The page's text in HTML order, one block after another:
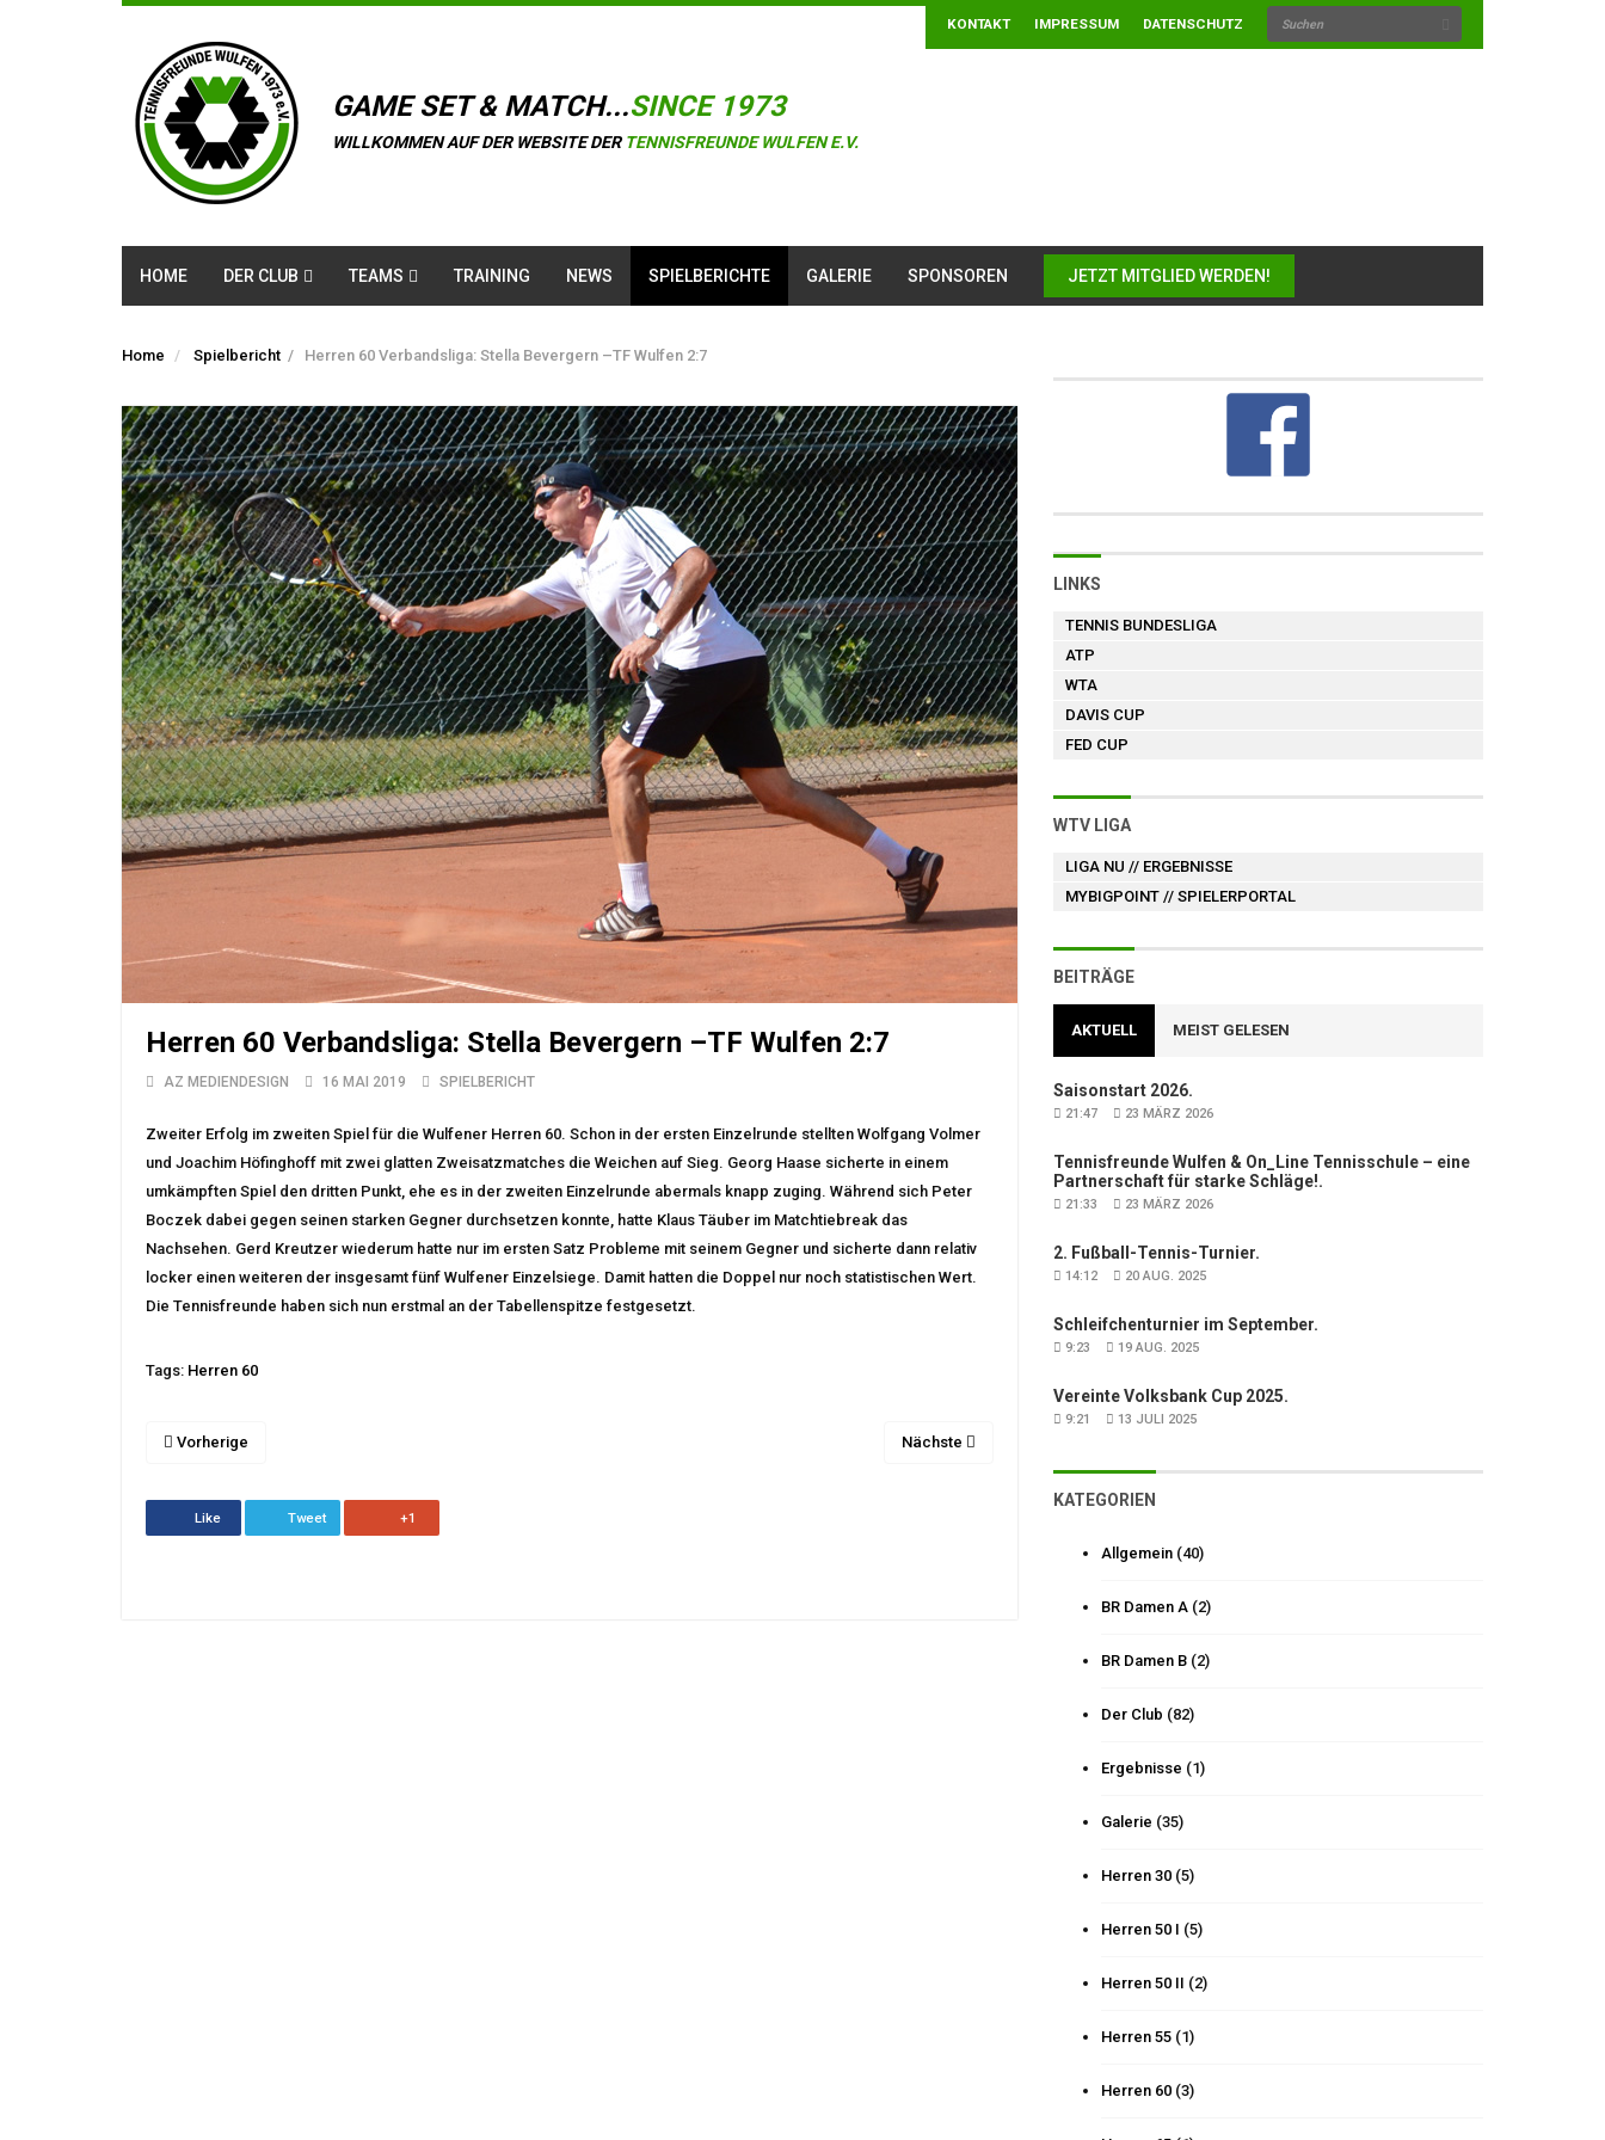
KONTAKT IMPRESSUM DATENSCHUTZ
GAME SET & MATCH...SINCE 1973
WILLKOMMEN AUF DER WEBSITE DER TENNISFREUNDE WULFEN E.V.
HOME DER CLUB TEAMS TRAINING NEWS SPIELBERICHTE GALERIE SPONSOREN JETZT MITGLIED WERDEN!
Home Spielbericht / Herren 60 Verbandsliga: Stella Bevergern –TF Wulfen 2:7
Herren 60 Verbandsliga: Stella Bevergern –TF Wulfen 2:7
AZ MEDIENDESIGN 16 MAI 2019 SPIELBERICHT
Zweiter Erfolg im zweiten Spiel für die Wulfener Herren 60. Schon in der ersten Einzelrunde stellten Wolfgang Volmer
und Joachim Höfinghoff mit zwei glatten Zweisatzmatches die Weichen auf Sieg. Georg Haase sicherte in einem
umkämpften Spiel den dritten Punkt, ehe es in der zweiten Einzelrunde abermals knapp zuging. Während sich Peter
Boczek dabei gegen seinen starken Gegner durchsetzen konnte, hatte Klaus Täuber im Matchtiebreak das
Nachsehen. Gerd Kreutzer wiederum hatte nur im ersten Satz Probleme mit seinem Gegner und sicherte dann relativ
locker einen weiteren der insgesamt fünf Wulfener Einzelsiege. Damit hatten die Doppel nur noch statistischen Wert.
Die Tennisfreunde haben sich nun erstmal an der Tabellenspitze festgesetzt.
Tags: Herren 60
Vorherige Nächste
Like Tweet +1
LINKS
TENNIS BUNDESLIGA
ATP
WTA
DAVIS CUP
FED CUP
WTV LIGA
LIGA NU // ERGEBNISSE
MYBIGPOINT // SPIELERPORTAL
BEITRÄGE
AKTUELL MEIST GELESEN
Saisonstart 2026.
21:47 23 MÄRZ 2026
Tennisfreunde Wulfen & On_Line Tennisschule – eine
Partnerschaft für starke Schläge!.
21:33 23 MÄRZ 2026
2. Fußball-Tennis-Turnier.
14:12 20 AUG. 2025
Schleifchenturnier im September.
9:23 19 AUG. 2025
Vereinte Volksbank Cup 2025.
9:21 13 JULI 2025
KATEGORIEN
Allgemein (40)
BR Damen A (2)
BR Damen B (2)
Der Club (82)
Ergebnisse (1)
Galerie (35)
Herren 30 (5)
Herren 50 I (5)
Herren 50 II (2)
Herren 55 (1)
Herren 60 (3)